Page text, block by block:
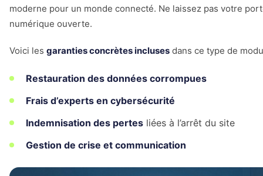
moderne pour un monde connecté. Ne laissez pas votre
numérique ouverte.
Voici les garanties concrètes incluses dans ce type de
Restauration des données corrompues
Frais d’experts en cybersécurité
Indemnisation des pertes liées à l’arrêt du site
Gestion de crise et communication